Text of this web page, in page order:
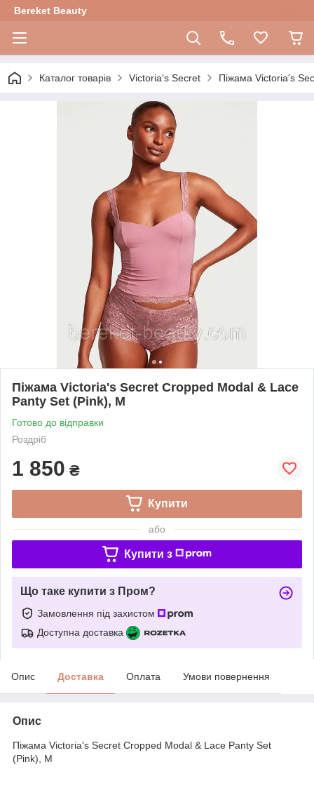
Bereket Beauty
Каталог товарів Victoria's Secret Піжама Victoria's
Піжама Victoria's Secret Cropped Modal & Lace
Panty Set (Pink), M
Готово до відправки
Роздріб
1 850 ₴
Купити
або
Купити з
Що таке купити з Пром?
Замовлення під захистом
Доступна доставка
Опис Доставка Оплата Умови повернення
Опис
Піжама Victoria's Secret Cropped Modal & Lace Panty Set
(Pink), M